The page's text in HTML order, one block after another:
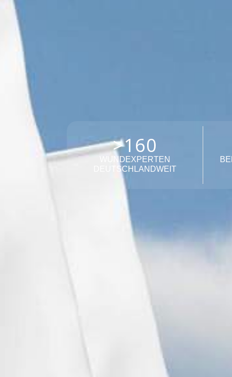
WUNDEXPERTEN
DEUTSCHLANDWEIT
>160